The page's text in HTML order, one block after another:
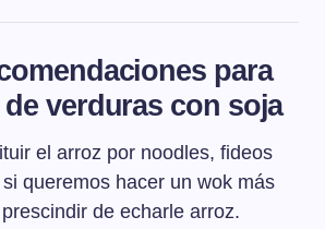
tiernas.
saltear los alimentos en una
para
de verduras con soja
el arroz por noodles, fideos
queremos hacer un wok más
de echarle arroz.